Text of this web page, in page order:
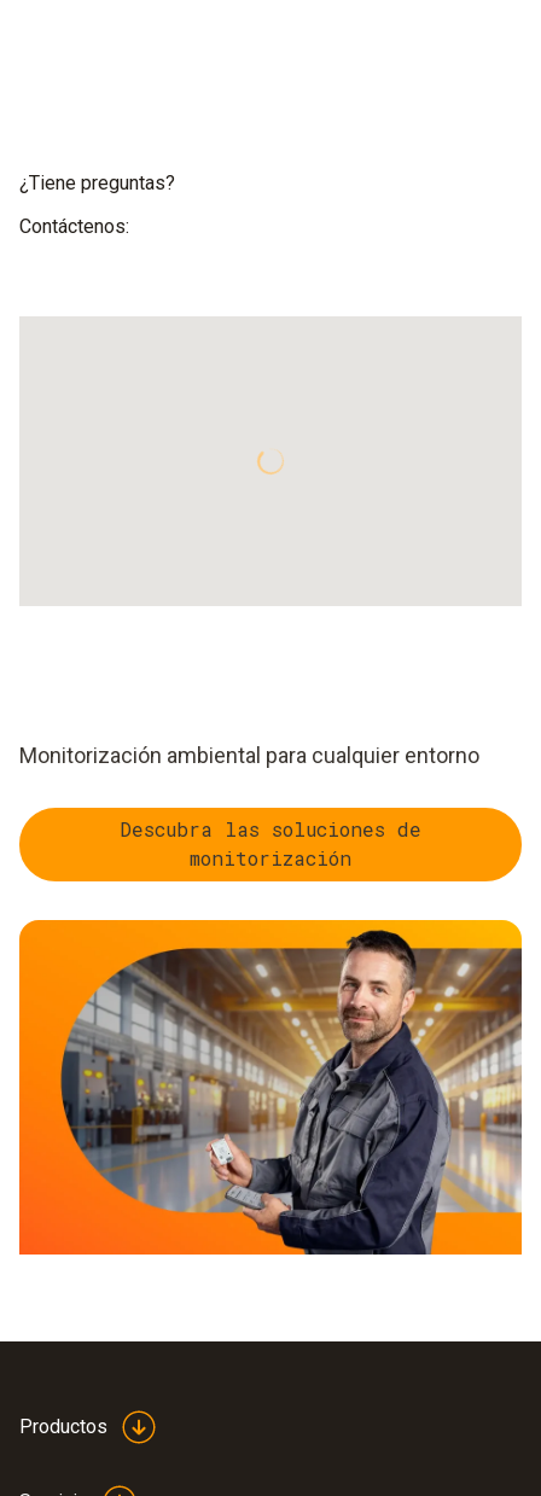
¿Tiene preguntas?
Contáctenos:
Monitorización ambiental para cualquier entorno
Descubra las soluciones de
monitorización
Productos